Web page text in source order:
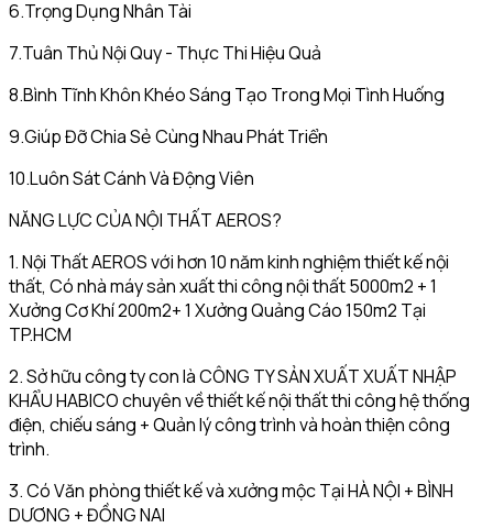
6.Trọng Dụng Nhân Tài
7.Tuân Thủ Nội Quy - Thực Thi Hiệu Quả
8.Bình Tĩnh Khôn Khéo Sáng Tạo Trong Mọi Tình Huống
9.Giúp Đỡ Chia Sẻ Cùng Nhau Phát Triển
10.Luôn Sát Cánh Và Động Viên
NĂNG LỰC CỦA NỘI THẤT AEROS?
1. Nội Thất AEROS với hơn 10 năm kinh nghiệm thiết kế nội
thất, Có nhà máy sản xuất thi công nội thất 5000m2 + 1
Xưởng Cơ Khí 200m2+ 1 Xưởng Quảng Cáo 150m2 Tại
TP.HCM
2. Sở hữu công ty con là CÔNG TY SẢN XUẤT XUẤT NHẬP
KHẨU HABICO chuyên về thiết kế nội thất thi công hệ thống
điện, chiếu sáng + Quản lý công trình và hoàn thiện công
trình.
3. Có Văn phòng thiết kế và xưởng mộc Tại HÀ NỘI + BÌNH
DƯƠNG + ĐỒNG NAI